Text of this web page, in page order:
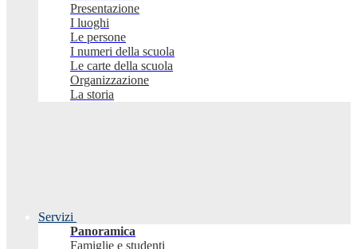
Presentazione
I luoghi
Le persone
I numeri della scuola
Le carte della scuola
Organizzazione
La storia
Servizi
Panoramica
Famiglie e studenti